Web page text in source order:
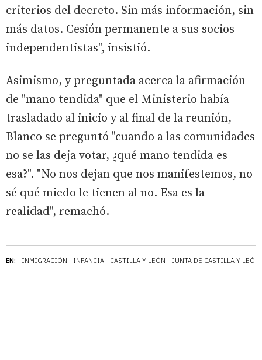
EN: INMIGRACIÓN INFANCIA CASTILLA Y LEÓN JUNTA DE CASTILLA Y LEÓN
criterios del decreto. Sin más información, sin
más datos. Cesión permanente a sus socios
independentistas", insistió.
Asimismo, y preguntada acerca la afirmación
de "mano tendida" que el Ministerio había
trasladado al inicio y al final de la reunión,
Blanco se preguntó "cuando a las comunidades
no se las deja votar, ¿qué mano tendida es
esa?". "No nos dejan que nos manifestemos, no
sé qué miedo le tienen al no. Esa es la
realidad", remachó.